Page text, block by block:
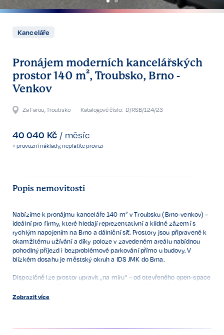
Kanceláře
Pronájem moderních kancelářských
prostor 140 m², Troubsko, Brno -
Venkov
Za Farou, Troubsko Katalogové číslo: D/RSB/124/23
40 040 Kč / měsíc
+ provozní náklady, neplatíte provizi
Popis nemovitosti
Nabízíme k pronájmu kanceláře 140 m² v Troubsku (Brno-venkov) –
ideální pro firmy, které hledají reprezentativní a klidné zázemí s
rychlým napojením na Brno a dálniční síť. Prostory jsou připravené k
okamžitému užívání a díky poloze v zavedeném areálu nabídnou
pohodlný příjezd i bezproblémové parkování přímo u budovy. V
blízkém dosahu je městský okruh a IDS JMK do Brna.
Dispozičně lze prostor upravit „na míru“ – od otevřeného open-space
zázemí. Přirozené denní světlo, moderní sociální zázemí a kuchyňka
Zobrazit více